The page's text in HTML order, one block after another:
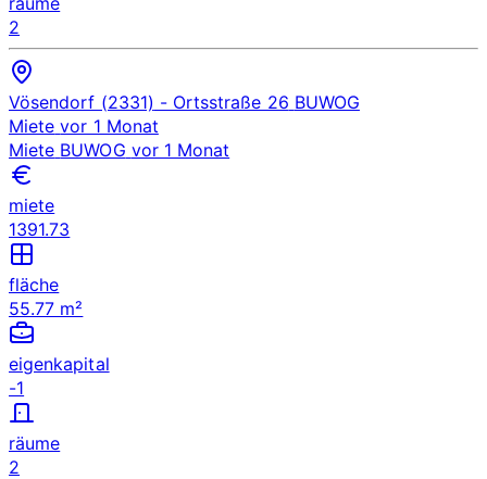
2
Vösendorf (2331) - Ortsstraße 26 BUWOG
Miete vor 1 Monat
Miete BUWOG vor 1 Monat
miete
1391.73
fläche
55.77 m²
eigenkapital
-1
räume
2